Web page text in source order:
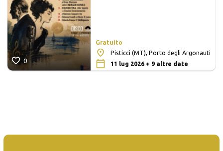
0
Gratuito
Pisticci (MT), Porto degli Argonauti
11 lug 2026 + 9 altre date